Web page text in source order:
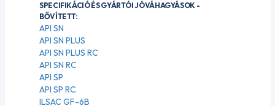
SPECIFIKÁCIÓ ÉS GYÁRTÓI JÓVÁHAGYÁSOK -
BŐVÍTETT:
API SN
API SN PLUS
API SN PLUS RC
API SN RC
API SP
API SP RC
ILSAC GF-6B